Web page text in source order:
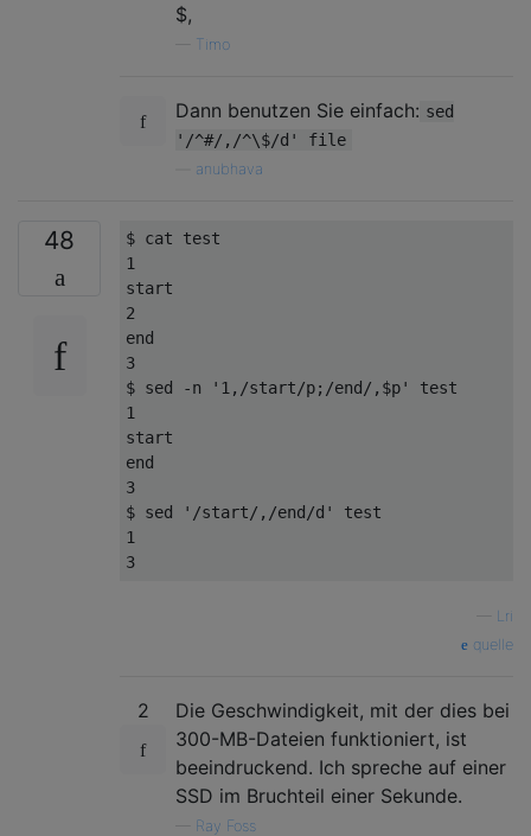
$,
Timo
Dann benutzen Sie einfach: sed
'/^#/,/^\$/d' file
anubhava
48
$ cat test
start
2
end
3
$ sed -n
'1,/start/p;/end/,$p'
test
1
start
end
3
$ sed
'/start/,/end/d'
test
1
3
Lri
quelle
2
Die Geschwindigkeit, mit der dies bei
300-MB-Dateien funktioniert, ist
beeindruckend. Ich spreche auf einer
SSD im Bruchteil einer Sekunde.
Ray Foss